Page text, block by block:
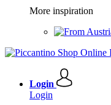
More inspiration
Login
Login